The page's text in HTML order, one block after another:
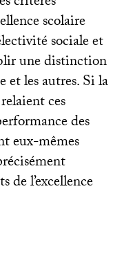
scolaire
sociale et
une distinction
et les autres. Si la
ces
des
eux-mêmes
de l’excellence